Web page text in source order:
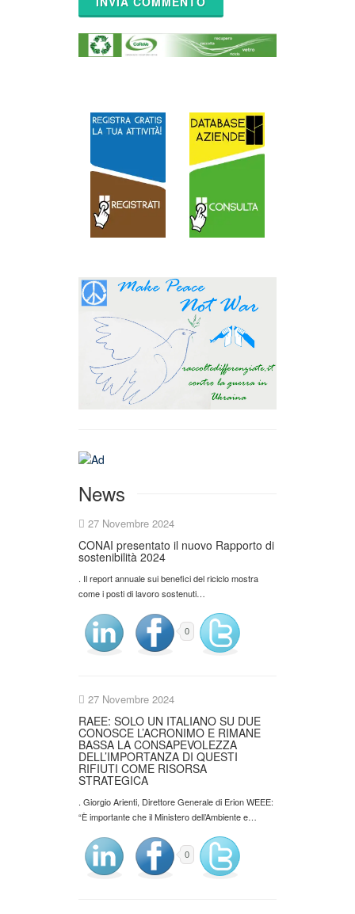
News
27 Novembre 2024
CONAI presentato il nuovo Rapporto di
sostenibilità 2024
. Il report annuale sui benefici del riciclo mostra
come i posti di lavoro sostenuti…
0
27 Novembre 2024
RAEE: SOLO UN ITALIANO SU DUE
CONOSCE L’ACRONIMO E RIMANE
BASSA LA CONSAPEVOLEZZA
DELL’IMPORTANZA DI QUESTI
RIFIUTI COME RISORSA
STRATEGICA
. Giorgio Arienti, Direttore Generale di Erion WEEE:
“È importante che il Ministero dell’Ambiente e…
0